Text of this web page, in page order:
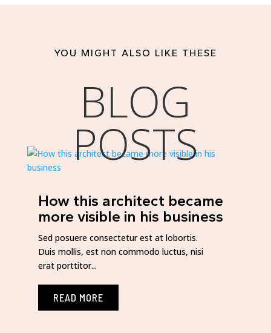
YOU MIGHT ALSO LIKE THESE
BLOG
POSTS
How this architect became
more visible in his business
Sed posuere consectetur est at lobortis.
Duis mollis, est non commodo luctus, nisi
erat porttitor...
READ MORE